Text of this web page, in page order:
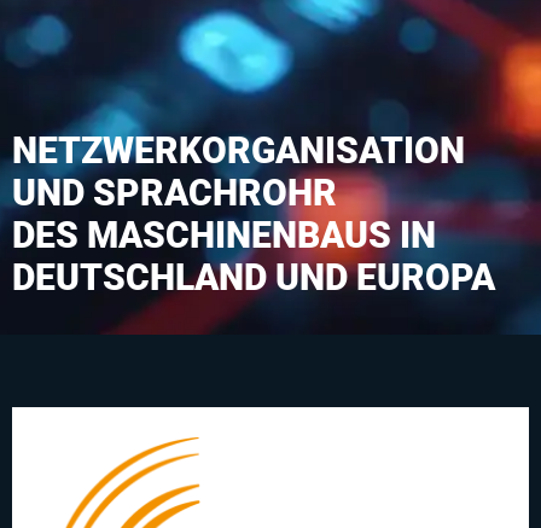
NETZWERKORGANISATION
UND SPRACHROHR
DES MASCHINENBAUS IN
DEUTSCHLAND UND EUROPA